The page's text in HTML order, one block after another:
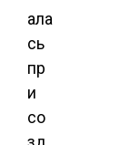
ала
сь
пр
и
со